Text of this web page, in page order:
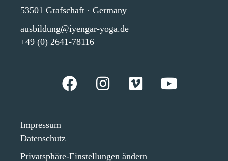
53501 Grafschaft · Germany
ausbildung@iyengar-yoga.de
+49 (0) 2641-78116
Impressum
Datenschutz
Privatsphäre-Einstellungen ändern